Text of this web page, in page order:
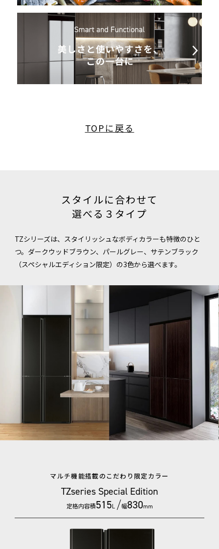
TOPに戻る
スタイルに合わせて
選べる３タイプ
TZシリーズは、スタイリッシュなボディカラーも特徴のひと
つ。ダークウッドブラウン、パールグレー、サテンブラック
（スペシャルエディション限定）の3色から選べます。
マルチ機能搭載のこだわり限定カラー
TZseries Special Edition
定格内容積515L /幅830mm